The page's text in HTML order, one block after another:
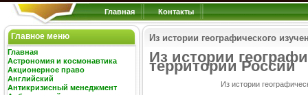
Главная Контакты
Главное меню
Главная
Астрономия и космонавтика
Акционерное право
Английский
Антикризисный менеджмент
Из истории географического
Из истории
территории России
Из истории